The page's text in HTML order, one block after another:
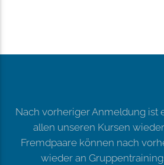
Nach vorheriger Anmeldung ist
allen unseren Kursen
Fremdpaare können nach
wieder an